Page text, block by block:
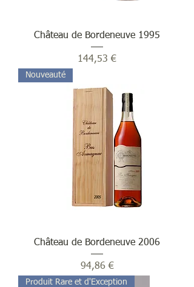
Château de Bordeneuve 1995
Prix
144,53 €
Nouveauté
Château de Bordeneuve 2006
Prix
94,86 €
Produit Rare et d'Exception